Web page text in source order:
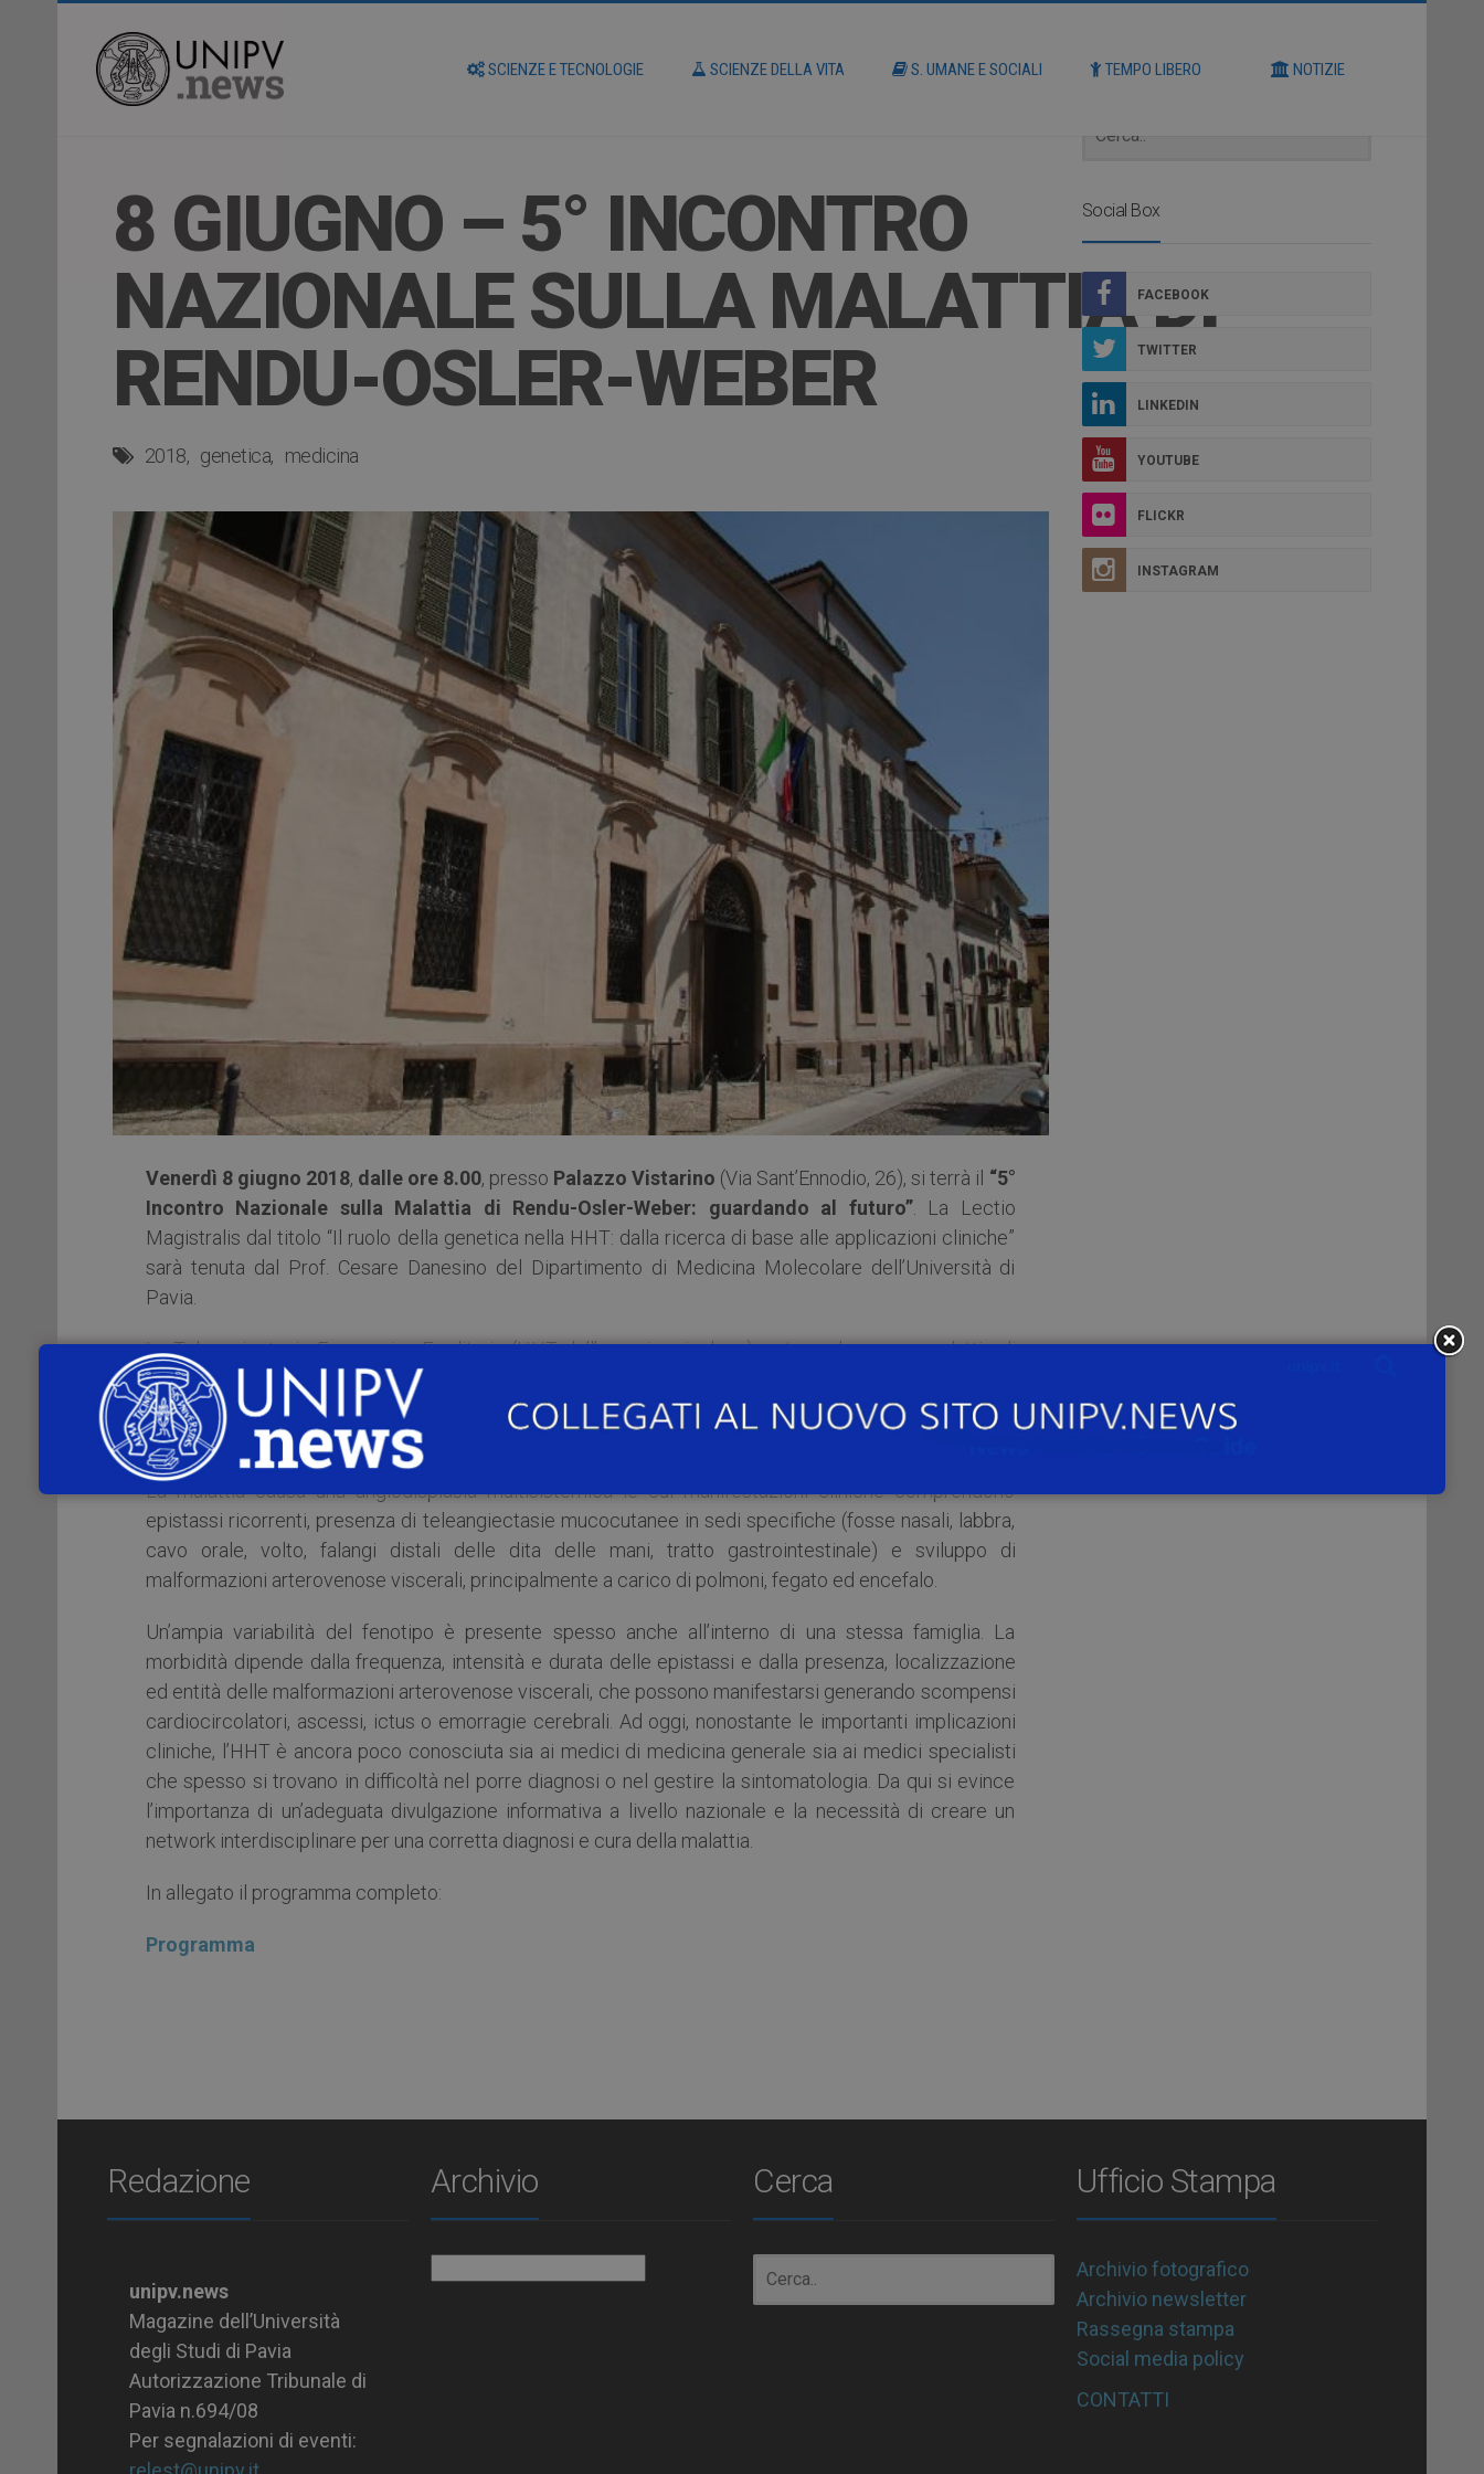
SCIENZE E TECNOLOGIE SCIENZE DELLA VITA S. UMANE E SOCIALI TEMPO LIBERO NOTIZIE
8 GIUGNO – 5° INCONTRO
NAZIONALE SULLA MALATTIA DI
RENDU-OSLER-WEBER
2018 genetica medicina
Venerdì 8 giugno 2018, dalle ore 8.00, presso Palazzo Vistarino (Via Sant’Ennodio, 26), si terrà il “5°
Incontro Nazionale sulla Malattia di Rendu-Osler-Weber: guardando al futuro”. La Lectio
Magistralis dal titolo “Il ruolo della genetica nella HHT: dalla ricerca di base alle applicazioni cliniche”
sarà tenuta dal Prof. Cesare Danesino del Dipartimento di Medicina Molecolare dell’Università di
Pavia.
La Teleangiectasia Emorragica Ereditaria (HHT dall’acronimo inglese), nota anche come malattia di
Rendu-Osler-Weber, è una patologia ereditaria rara (riconosciuta come tale dall’ISS, Cod: RG0100) a
trasmissione autosomica dominante con eterogeneità genetica. La prevalenza è stimata tra 1:5000 e
1:8000 abitanti e la penetranza è completa dopo i 40 anni.
La malattia causa una angiodisplasia multisistemica le cui manifestazioni cliniche comprendono
epistassi ricorrenti, presenza di teleangiectasie mucocutanee in sedi specifiche (fosse nasali, labbra,
cavo orale, volto, falangi distali delle dita delle mani, tratto gastrointestinale) e sviluppo di
malformazioni arterovenose viscerali, principalmente a carico di polmoni, fegato ed encefalo.
Un’ampia variabilità del fenotipo è presente spesso anche all’interno di una stessa famiglia. La
morbidità dipende dalla frequenza, intensità e durata delle epistassi e dalla presenza, localizzazione
ed entità delle malformazioni arterovenose viscerali, che possono manifestarsi generando scompensi
cardiocircolatori, ascessi, ictus o emorragie cerebrali. Ad oggi, nonostante le importanti implicazioni
cliniche, l’HHT è ancora poco conosciuta sia ai medici di medicina generale sia ai medici specialisti
che spesso si trovano in difficoltà nel porre diagnosi o nel gestire la sintomatologia. Da qui si evince
l’importanza di un’adeguata divulgazione informativa a livello nazionale e la necessità di creare un
network interdisciplinare per una corretta diagnosi e cura della malattia.
In allegato il programma completo:
Programma
Social Box
FACEBOOK
TWITTER
LINKEDIN
YOUTUBE
FLICKR
INSTAGRAM
Redazione
unipv.news
Magazine dell’Università
degli Studi di Pavia
Autorizzazione Tribunale di
Pavia n.694/08
Per segnalazioni di eventi:
Archivio Cerca Ufficio Stampa
Archivio fotografico
Archivio newsletter
Rassegna stampa
Social media policy
CONTATTI